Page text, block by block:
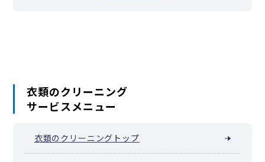
衣類のクリーニング
サービスメニュー
衣類のクリーニングトップ